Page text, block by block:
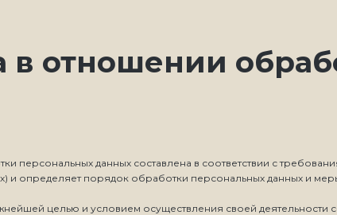
в отношении
персональных данных составлена в соответствии с
и определяет порядок обработки персональных данных и
целью и условием осуществления своей